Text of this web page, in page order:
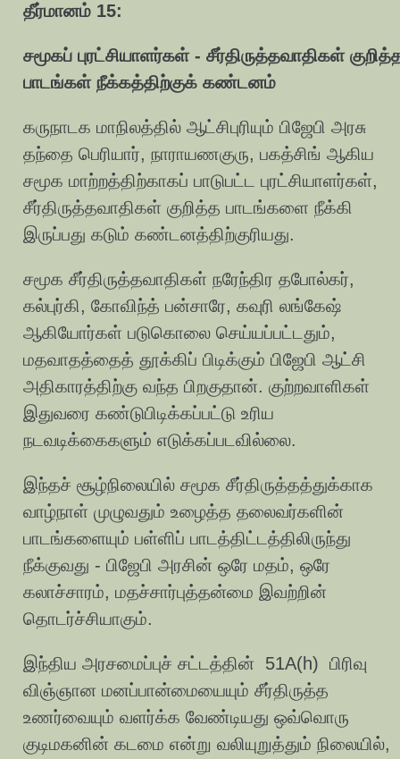
தீர்மானம் 15:
சமூகப் புரட்சியாளர்கள் - சீர்திருத்தவாதிகள்
பாடங்கள் நீக்கத்திற்குக் கண்டனம்
கருநாடக மாநிலத்தில் ஆட்சிபுரியும் பிஜேபி அரசு
தந்தை பெரியார், நாராயணகுரு, பகத்சிங் ஆகிய
சமூக மாற்றத்திற்காகப் பாடுபட்ட புரட்சியாளர்கள்,
சீர்திருத்தவாதிகள் குறித்த பாடங்களை நீக்கி
இருப்பது கடும் கண்டனத்திற்குரியது.
சமூக சீர்திருத்தவாதிகள் நரேந்திர தபோல்கர்,
கல்புர்கி, கோவிந்த் பன்சாரே, கவுரி லங்கேஷ்
ஆகியோர்கள் படுகொலை செய்யப்பட்டதும்,
மதவாதத்தைத் தூக்கிப் பிடிக்கும் பிஜேபி ஆட்சி
அதிகாரத்திற்கு வந்த பிறகுதான். குற்றவாளிகள்
இதுவரை கண்டுபிடிக்கப்பட்டு உரிய
நடவடிக்கைகளும் எடுக்கப்படவில்லை.
இந்தச் சூழ்நிலையில் சமூக சீர்திருத்தத்துக்காக
வாழ்நாள் முழுவதும் உழைத்த தலைவர்களின்
பாடங்களையும் பள்ளிப் பாடத்திட்டத்திலிருந்து
நீக்குவது - பிஜேபி அரசின் ஒரே மதம், ஒரே
கலாச்சாரம், மதச்சார்புத்தன்மை இவற்றின்
தொடர்ச்சியாகும்.
இந்திய அரசமைப்புச் சட்டத்தின் 51A(h) பிரிவு
விஞ்ஞான மனப்பான்மையையும் சீர்திருத்த
உணர்வையும் வளர்க்க வேண்டியது ஒவ்வொரு
குடிமகனின் கடமை என்று வலியுறுத்தும் நிலையில்,